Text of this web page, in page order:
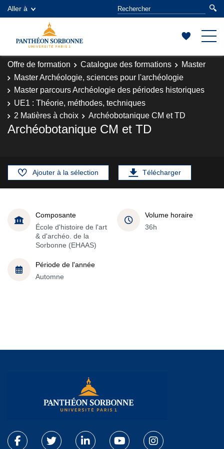
Aller à
Offre de formation Catalogue des formations
Master
Master Archéologie, sciences pour l'archéologie
Master parcours Archéologie des périodes historiques
UE1 : Théorie, méthodes, techniques
2 Matières à choix
Archéobotanique CM et TD
Archéobotanique CM et TD
Ajouter à la sélection Télécharger
Composante
École d'histoire de l'art
& d'archéo. de la
Sorbonne (EHAAS)
Volume horaire
36h
Période de l'année
Automne